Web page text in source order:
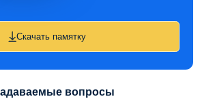
Скачать памятку
вопросы